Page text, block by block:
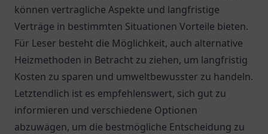
können vertragliche Aspekte und langfristige
Verträge in bestimmten Situationen Vorteile bieten.
Für Leser besteht die Möglichkeit, auch alternative
Heizmethoden in Betracht zu ziehen, um langfristig
Kosten zu sparen und umweltbewusster zu handeln.
Letztendlich ist es empfehlenswert, sich gut zu
informieren und verschiedene Optionen
abzuwägen, um die bestmögliche Entscheidung zu